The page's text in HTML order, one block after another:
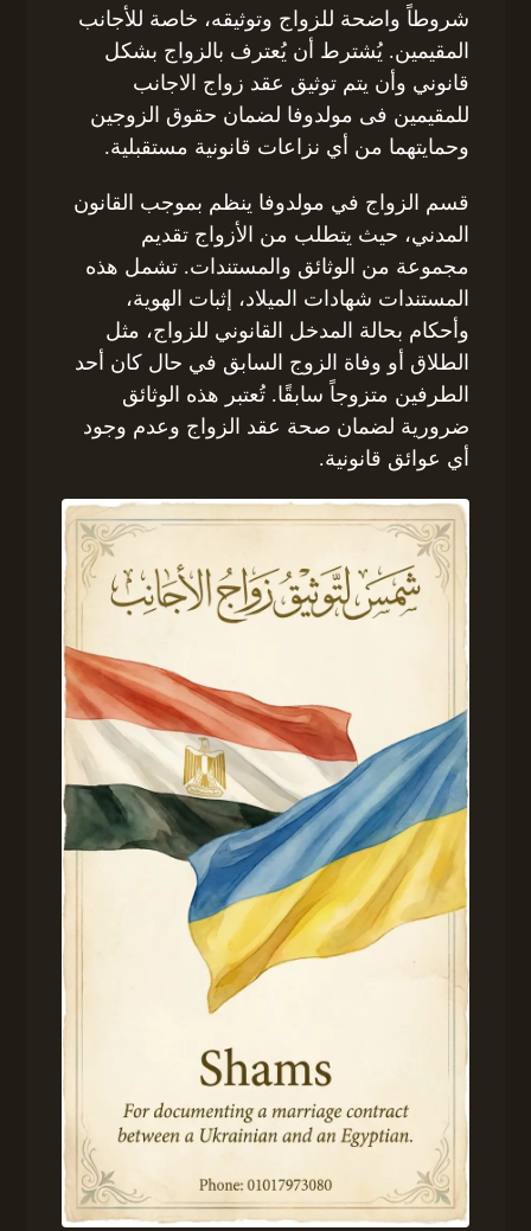
شروطاً واضحة للزواج وتوثيقه، خاصة للأجانب
المقيمين. يُشترط أن يُعترف بالزواج بشكل
قانوني وأن يتم توثيق عقد زواج الاجانب
للمقيمين فى مولدوفا لضمان حقوق الزوجين
وحمايتهما من أي نزاعات قانونية مستقبلية.
قسم الزواج في مولدوفا ينظم بموجب القانون
المدني، حيث يتطلب من الأزواج تقديم
مجموعة من الوثائق والمستندات. تشمل هذه
المستندات شهادات الميلاد، إثبات الهوية،
وأحكام بحالة المدخل القانوني للزواج، مثل
الطلاق أو وفاة الزوج السابق في حال كان أحد
الطرفين متزوجاً سابقًا. تُعتبر هذه الوثائق
ضرورية لضمان صحة عقد الزواج وعدم وجود
أي عوائق قانونية.